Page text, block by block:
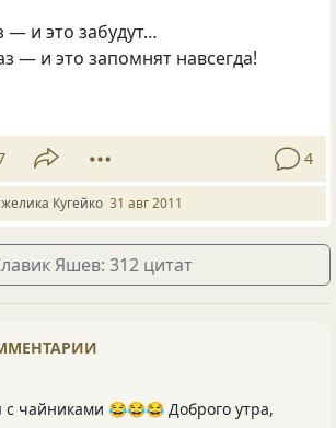
— и это забудут…
— и это запомнят навсегда!
4
Кугейко 31 авг 2011
Яшев: 312 цитат
с чайниками 😂😂😂 Доброго утра,